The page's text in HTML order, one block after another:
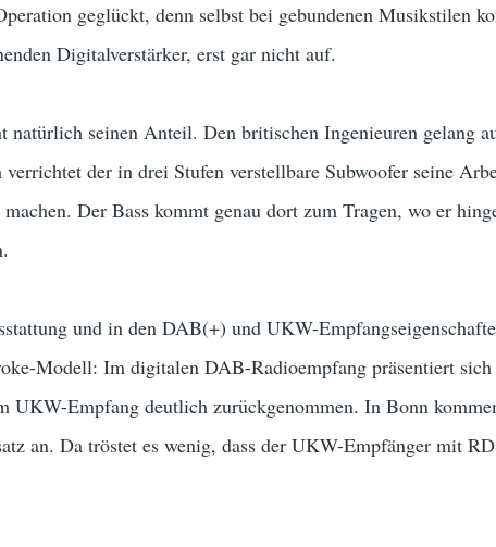
geglückt, denn selbst bei gebundenen Musikstilen
Digitalverstärker, erst gar nicht auf.
natürlich seinen Anteil. Den britischen Ingenieuren gelang
der in drei Stufen verstellbareSubwoofer seine
Der Bass kommt genau dort zum Tragen, wo er
und in den DAB(+) und UKW-
Modell: Im digitalen DAB-Radioempfang präsentiert
Empfang deutlich zurückgenommen. In Bonn
an. Da tröstet es wenig, dass der UKW-Empfänger mit